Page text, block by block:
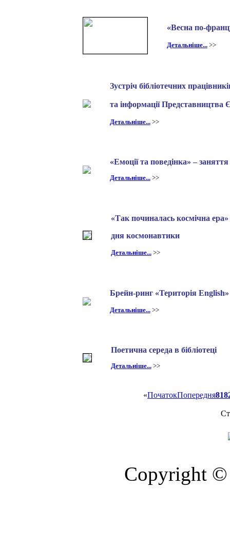
«Весна по-
Детальніше... >>
Зустріч бібліотечних
та інформації Представництва
Детальніше... >>
«Емоції та поведінка» –
Детальніше... >>
«Так починалась космічна
дня космонавтики
Детальніше... >>
Брейн-ринг «Територія English»
Детальніше... >>
Поетична середа в бібліотеці
Детальніше... >>
«ПочатокПопередня81
Copyright ©